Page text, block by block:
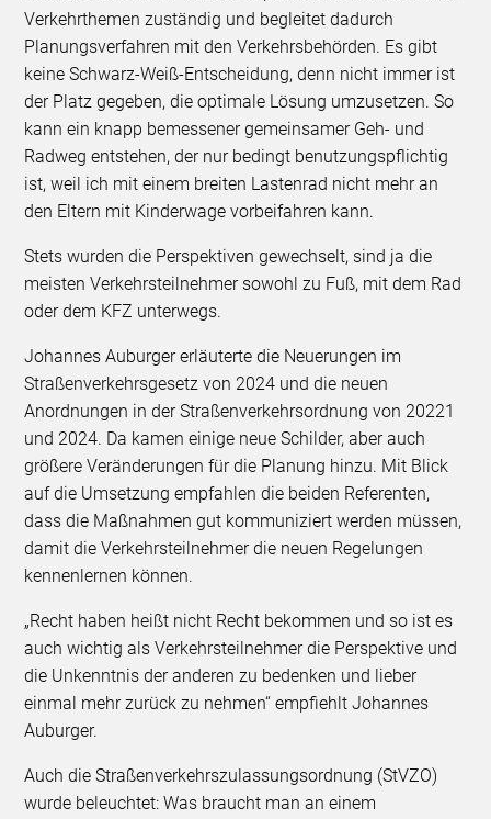
Verkehrthemen zuständig und begleitet dadurch
Planungsverfahren mit den Verkehrsbehörden. Es gibt
keine Schwarz-Weiß-Entscheidung, denn nicht immer ist
der Platz gegeben, die optimale Lösung umzusetzen. So
kann ein knapp bemessener gemeinsamer Geh- und
Radweg entstehen, der nur bedingt benutzungspflichtig
ist, weil ich mit einem breiten Lastenrad nicht mehr an
den Eltern mit Kinderwage vorbeifahren kann.
Stets wurden die Perspektiven gewechselt, sind ja die
meisten Verkehrsteilnehmer sowohl zu Fuß, mit dem Rad
oder dem KFZ unterwegs.
Johannes Auburger erläuterte die Neuerungen im
Straßenverkehrsgesetz von 2024 und die neuen
Anordnungen in der Straßenverkehrsordnung von 20221
und 2024. Da kamen einige neue Schilder, aber auch
größere Veränderungen für die Planung hinzu. Mit Blick
auf die Umsetzung empfahlen die beiden Referenten,
dass die Maßnahmen gut kommuniziert werden müssen,
damit die Verkehrsteilnehmer die neuen Regelungen
kennenlernen können.
„Recht haben heißt nicht Recht bekommen und so ist es
auch wichtig als Verkehrsteilnehmer die Perspektive und
die Unkenntnis der anderen zu bedenken und lieber
einmal mehr zurück zu nehmen“ empfiehlt Johannes
Auburger.
Auch die Straßenverkehrszulassungsordnung (StVZO)
wurde beleuchtet: Was braucht man an einem